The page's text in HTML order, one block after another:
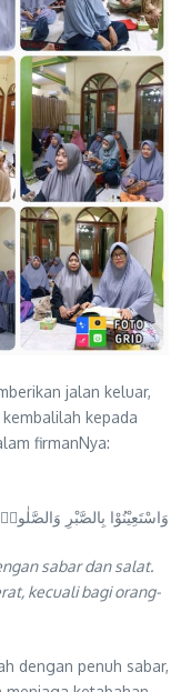
jalan keluar,
kepada
firmanNya:
وَاسْتَعِيْنُوْا بِالصَّبْرِ
sabar dan salat.
kecuali bagi orang-
dengan penuh sabar,